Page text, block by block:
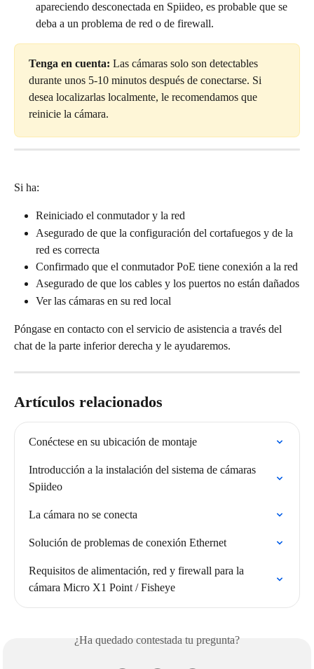
apareciendo desconectada en Spiideo, es probable que se
deba a un problema de red o de firewall.
Tenga en cuenta: Las cámaras solo son detectables
durante unos 5-10 minutos después de conectarse. Si
desea localizarlas localmente, le recomendamos que
reinicie la cámara.
Si ha:
Reiniciado el conmutador y la red
Asegurado de que la configuración del cortafuegos y de la
red es correcta
Confirmado que el conmutador PoE tiene conexión a la red
Asegurado de que los cables y los puertos no están dañados
Ver las cámaras en su red local
Póngase en contacto con el servicio de asistencia a través del
chat de la parte inferior derecha y le ayudaremos.
Artículos relacionados
Conéctese en su ubicación de montaje
Introducción a la instalación del sistema de cámaras
Spiideo
La cámara no se conecta
Solución de problemas de conexión Ethernet
Requisitos de alimentación, red y firewall para la
cámara Micro X1 Point / Fisheye
¿Ha quedado contestada tu pregunta?